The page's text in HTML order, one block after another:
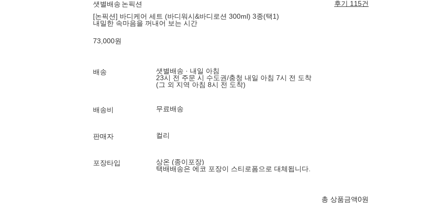
샛별배송 논픽션
후기 115건
[논픽션] 바디케어 세트 (바디워시&바디로션 300ml) 3종(택1)
내밀한 속마음을 꺼내어 보는 시간
73,000원
배송
샛별배송 · 내일 아침
23시 전 주문 시 수도권/충청 내일 아침 7시 전 도착
(그 외 지역 아침 8시 전 도착)
배송비 무료배송
판매자 컬리
포장타입
상온 (종이포장)
택배배송은 에코 포장이 스티로폼으로 대체됩니다.
총 상품금액0원